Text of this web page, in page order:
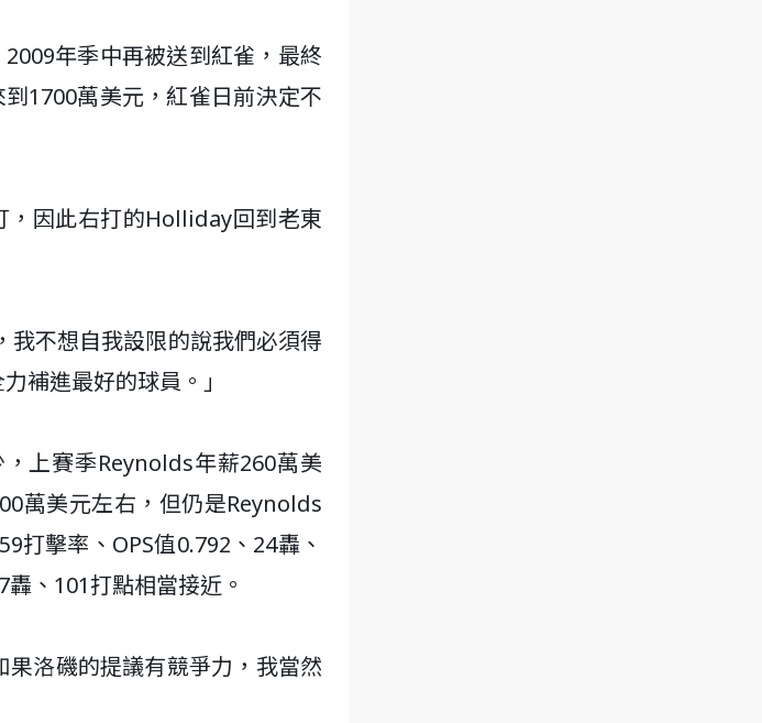
年季中再被送到紅雀，最終
1700萬美元，紅雀日前決定不
，因此右打的Holliday回到老東
不想自我設限的說我們必須得
補進最好的球員。」
上賽季Reynolds年薪260萬美
萬美元左右，但仍是Reynolds
擊率、OPS值0.792、24轟、
、101打點相當接近。
洛磯的提議有競爭力，我當然